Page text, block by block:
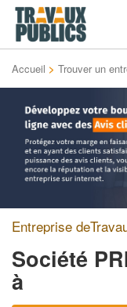
Accueil > Trouver un
Entreprise
Société
à